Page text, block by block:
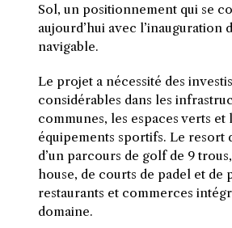
Sol, un positionnement qui se
aujourd’hui avec l’inauguration
navigable.
Le projet a nécessité des
considérables dans les
communes, les espaces verts et
équipements sportifs. Le resort
d’un parcours de golf de 9
house, de courts de padel et de
restaurants et commerces
domaine.